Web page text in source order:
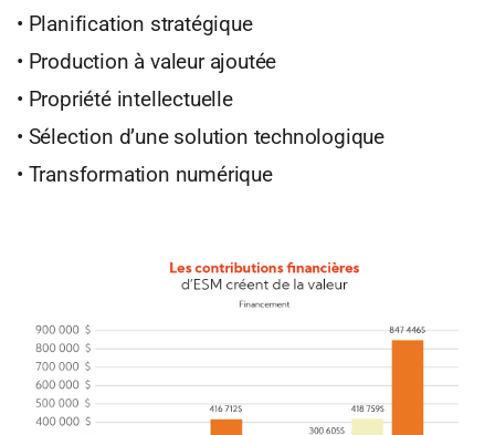
• Planification stratégique
• Production à valeur ajoutée
• Propriété intellectuelle
• Sélection d’une solution technologique
• Transformation numérique